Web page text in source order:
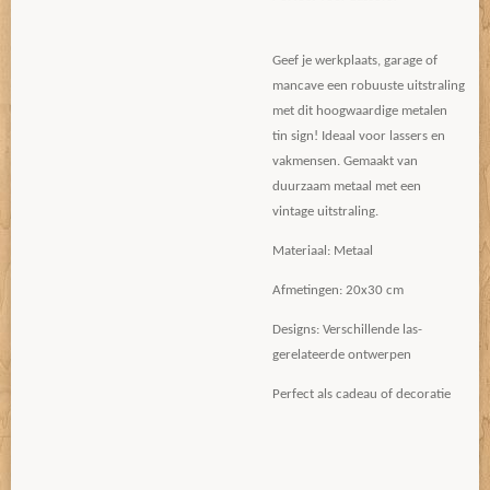
Geef je werkplaats, garage of
mancave een robuuste uitstraling
met dit hoogwaardige metalen
tin sign! Ideaal voor lassers en
vakmensen. Gemaakt van
duurzaam metaal met een
vintage uitstraling.
Materiaal: Metaal
Afmetingen: 20x30 cm
Designs: Verschillende las-
gerelateerde ontwerpen
Perfect als cadeau of decoratie